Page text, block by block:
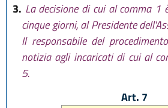
3. La decisione di cui al comma 1
cinque giorni, al Presidente
Il responsabile del
notizia agli incaricati di cui al
5.
Art. 7